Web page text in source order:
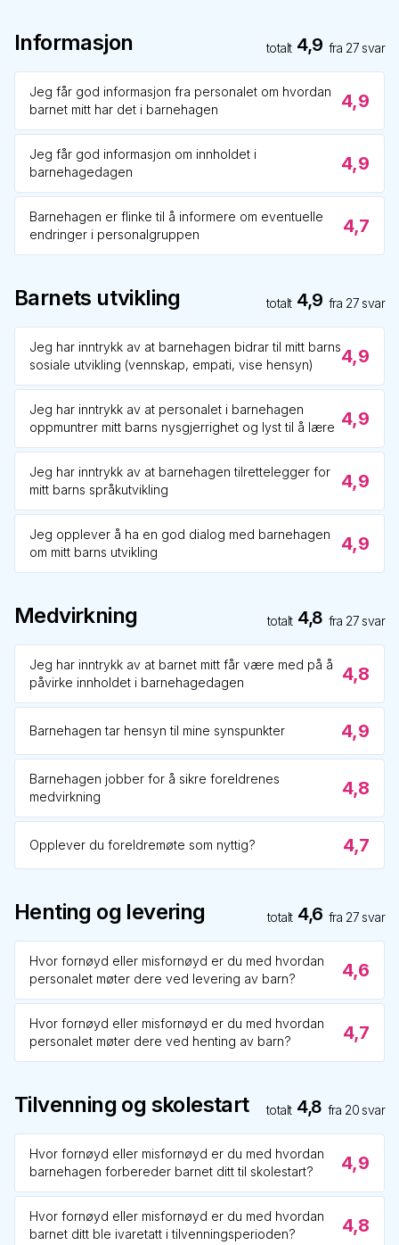
Informasjon totalt 4,9 fra 27 svar
Jeg får god informasjon fra personalet om hvordan
barnet mitt har det i barnehagen
4,9
Jeg får god informasjon om innholdet i
barnehagedagen
4,9
Barnehagen er flinke til å informere om eventuelle
endringer i personalgruppen
4,7
Barnets utvikling totalt 4,9 fra 27 svar
Jeg har inntrykk av at barnehagen bidrar til mitt barns
sosiale utvikling (vennskap, empati, vise hensyn)
4,9
Jeg har inntrykk av at personalet i barnehagen
oppmuntrer mitt barns nysgjerrighet og lyst til å lære 4,9
Jeg har inntrykk av at barnehagen tilrettelegger for
mitt barns språkutvikling
4,9
Jeg opplever å ha en god dialog med barnehagen
om mitt barns utvikling
4,9
Medvirkning totalt 4,8 fra 27 svar
Jeg har inntrykk av at barnet mitt får være med på å
påvirke innholdet i barnehagedagen
4,8
Barnehagen tar hensyn til mine synspunkter 4,9
Barnehagen jobber for å sikre foreldrenes
medvirkning
4,8
Opplever du foreldremøte som nyttig? 4,7
Henting og levering totalt 4,6 fra 27 svar
Hvor fornøyd eller misfornøyd er du med hvordan
personalet møter dere ved levering av barn?
4,6
Hvor fornøyd eller misfornøyd er du med hvordan
personalet møter dere ved henting av barn?
4,7
Tilvenning og skolestart totalt 4,8 fra 20 svar
Hvor fornøyd eller misfornøyd er du med hvordan
barnehagen forbereder barnet ditt til skolestart?
4,9
Hvor fornøyd eller misfornøyd er du med hvordan
barnet ditt ble ivaretatt i tilvenningsperioden?
4,8